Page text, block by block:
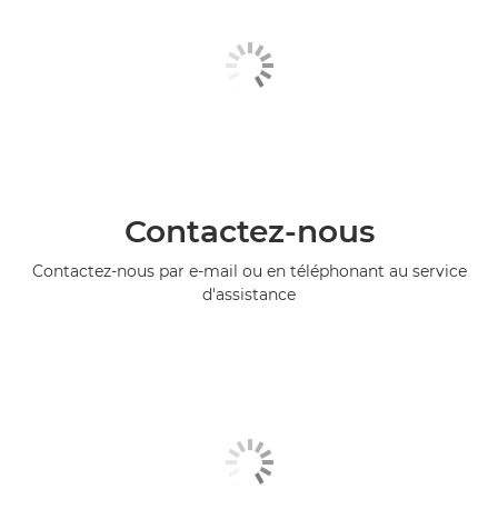
Contactez-nous
Contactez-nous par e-mail ou en téléphonant au service
d'assistance